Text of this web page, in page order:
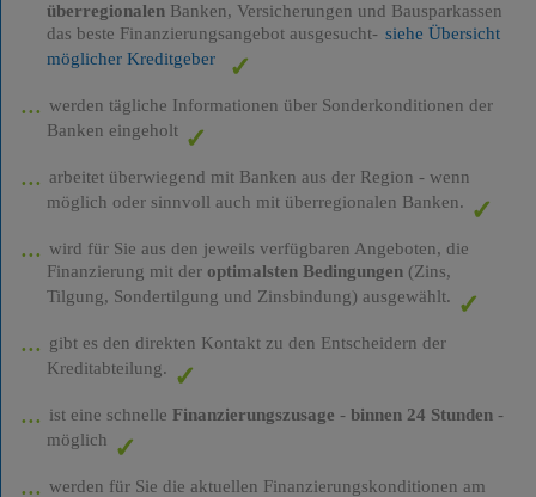
überregionalenBanken, Versicherungen und Bausparkassen
das beste Finanzierungsangebot ausgesucht- siehe Übersicht
möglicher Kreditgeber
werden tägliche Informationen über Sonderkonditionen der
Banken eingeholt
arbeitet überwiegend mit Banken aus der Region - wenn
möglich oder sinnvoll auch mit überregionalen Banken.
wird für Sie aus den jeweils verfügbaren Angeboten, die
Finanzierung mit der optimalsten Bedingungen(Zins,
Tilgung, Sondertilgung und Zinsbindung) ausgewählt.
gibt es den direkten Kontakt zu den Entscheidern der
Kreditabteilung.
ist eine schnelle Finanzierungszusage - binnen 24 Stunden-
möglich
werden für Sie die aktuellen Finanzierungskonditionen am